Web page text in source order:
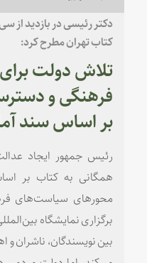
دکتر رئیسی در بازدید از
کتاب تهران مطرح کرد:
تلاش دولت
فرهنگی و
بر اساس سند
رئیس جمهور ایجاد
همگانی به کتاب بر
محورهای سیاست‌های
برگزاری نمایشگاه
بین نویسندگان، ناشران و